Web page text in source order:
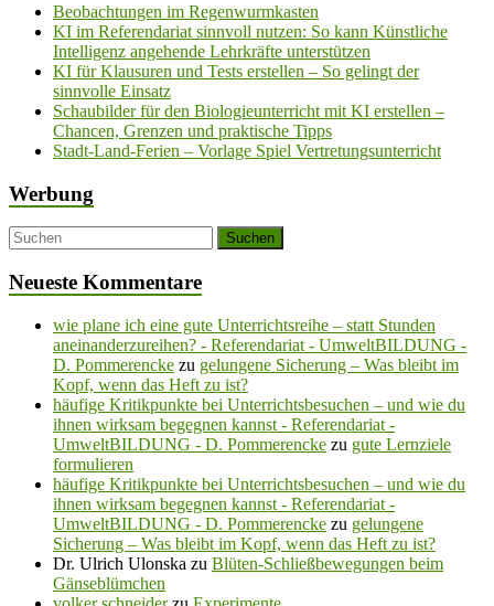
Beobachtungen im Regenwurmkasten
KI im Referendariat sinnvoll nutzen: So kann Künstliche
Intelligenz angehende Lehrkräfte unterstützen
KI für Klausuren und Tests erstellen – So gelingt der
sinnvolle Einsatz
Schaubilder für den Biologieunterricht mit KI erstellen –
Chancen, Grenzen und praktische Tipps
Stadt-Land-Ferien – Vorlage Spiel Vertretungsunterricht
Werbung
Neueste Kommentare
wie plane ich eine gute Unterrichtsreihe – statt Stunden
aneinanderzureihen? - Referendariat - UmweltBILDUNG -
D. Pommerencke zu gelungene Sicherung – Was bleibt im
Kopf, wenn das Heft zu ist?
häufige Kritikpunkte bei Unterrichtsbesuchen – und wie du
ihnen wirksam begegnen kannst - Referendariat -
UmweltBILDUNG - D. Pommerencke zu gute Lernziele
formulieren
häufige Kritikpunkte bei Unterrichtsbesuchen – und wie du
ihnen wirksam begegnen kannst - Referendariat -
UmweltBILDUNG - D. Pommerencke zu gelungene
Sicherung – Was bleibt im Kopf, wenn das Heft zu ist?
Dr. Ulrich Ulonska zu Blüten-Schließbewegungen beim
Gänseblümchen